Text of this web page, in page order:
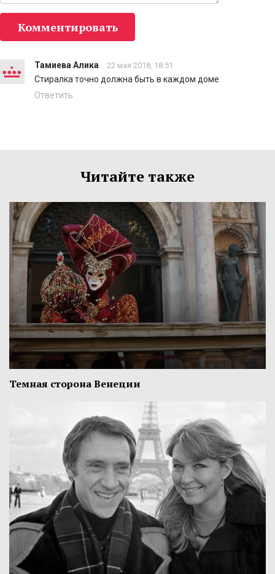
Комментировать
Тамиева Алика 22 мая 2018, 18:51
Стиралка точно должна быть в каждом доме
Ответить
Читайте также
Темная сторона Венеции